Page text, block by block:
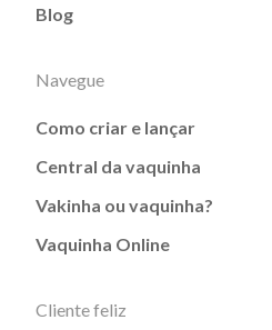
Blog
Navegue
Como criar e lançar
Central da vaquinha
Vakinha ou vaquinha?
Vaquinha Online
Cliente feliz